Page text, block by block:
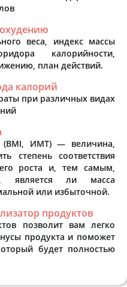
веса, индекс массы
калорийности,
план действий.
калорий
при различных видах
(BMI, ИМТ) — величина,
степень соответствия
роста и, тем самым,
является ли масса
или избыточной.
продуктов
позволит вам легко
продукта и поможет
будет полностью